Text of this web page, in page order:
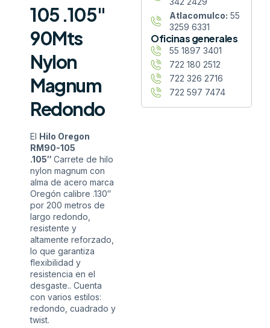
105 .105″
90Mts
Nylon
Magnum
Redondo
El Hilo Oregon
RM90-105
.105″ Carrete de hilo
nylon magnum con
alma de acero marca
Oregón calibre .130″
por 200 metros de
largo redondo,
resistente y
altamente reforzado,
lo que garantiza
flexibilidad y
resistencia en el
desgaste.. Cuenta
con varios estilos:
redondo, cuadrado y
twist.
Atlacomulco: 55
3259 6331
Oficinas generales
55 1897 3401
722 180 2512
722 326 2716
722 597 7474